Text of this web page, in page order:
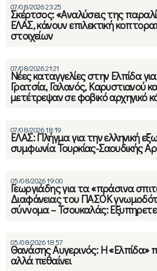
07/08/2026 23:25
Σκέρτσος: «Αναλύσεις της
ΕΛΑΣ, κάνουν επιλεκτική
στοιχείων
07/08/2026 21:21
Νέες καταγγελίες στην Ελπίδα
Γρατσία, Γαλανός, Καρυστιανού
μετέτρεψαν σε φοβικό αρχηγικό
07/08/2026 18:19
ΕΛΑΣ: Πλήγμα για την ελληνική
συμφωνία Τουρκίας-Σαουδικής
05/08/2026 19:00
Γεωργιάδης για τα «πράσινα
Διαφάνειας του ΠΑΣΟΚ
σύννομα – Τσουκαλάς:
05/08/2026 18:57
Θανάσης Αυγερινός: Η «Ελπίδα»
αλλά πεθαίνει